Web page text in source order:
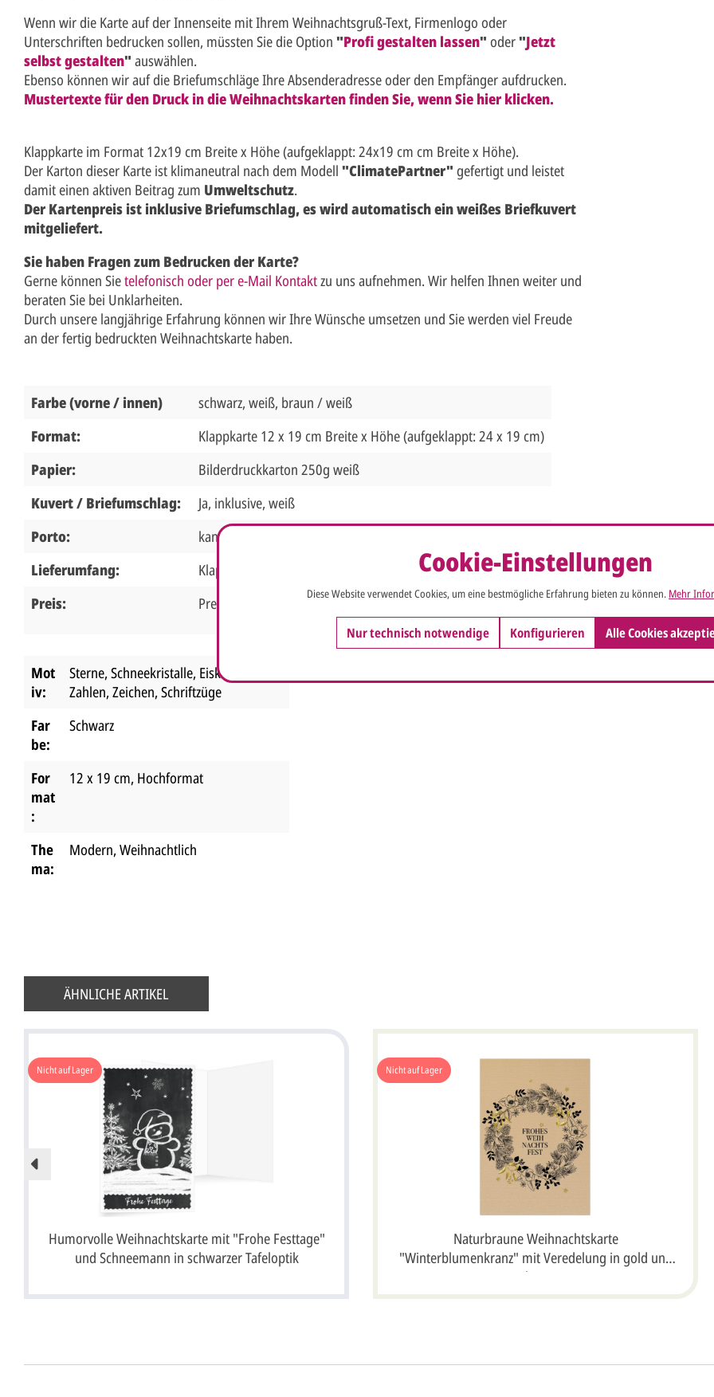
Wenn wir die Karte auf der Innenseite mit Ihrem Weihnachtsgruß-Text, Firmenlogo oder
Unterschriften bedrucken sollen, müssten Sie die Option "Profi gestalten lassen" oder"Jetzt
selbst gestalten" auswählen.
Ebenso können wir auf die Briefumschläge Ihre Absenderadresse oder den Empfänger aufdrucken.
Mustertexte für den Druck in die Weihnachtskarten finden Sie, wenn Sie hier klicken.
Klappkarte im Format 12x19 cm Breite x Höhe (aufgeklappt: 24x19 cm cm Breite x Höhe).
Der Karton dieser Karte ist klimaneutral nach dem Modell "ClimatePartner" gefertigt und leistet
damit einen aktiven Beitrag zum Umweltschutz.
Der Kartenpreis ist inklusive Briefumschlag, es wird automatisch ein weißes Briefkuvert
mitgeliefert.
Sie haben Fragen zum Bedrucken der Karte?
Gerne können Sietelefonisch oder per e-Mail Kontaktzu uns aufnehmen. Wir helfen Ihnen weiter und
beraten Sie bei Unklarheiten.
Durch unsere langjährige Erfahrung können wir Ihre Wünsche umsetzen und Sie werden viel Freude
an der fertig bedruckten Weihnachtskarte haben.
Farbe (vorne / innen)
schwarz, weiß, braun / weiß
Format:
Klappkarte 12 x 19 cm Breite x Höhe (aufgeklappt: 24 x 19 cm)
Papier:
Bilderdruckkarton 250g weiß
Kuvert / Briefumschlag:
Ja, inklusive, weiß
Porto:
kann als Standardbrief versendet werden,
Lieferumfang:
Klappkarte, Briefumschlag
Preis:
Preis inkl. MwSt., zzgl. Versandkosten
Mot
iv:
Sterne, Schneekristalle, Eiskristalle
Zahlen, Zeichen, Schriftzüge
Far
be:
Schwarz
For
mat
:
12 x 19 cm, Hochformat
The
ma:
Modern, Weihnachtlich
ÄHNLICHE ARTIKEL
Nicht auf Lager
Humorvolle Weihnachtskarte mit "Frohe Festtage"
und Schneemann in schwarzer Tafeloptik
Nicht auf Lager
Naturbraune Weihnachtskarte
"Winterblumenkranz" mit Veredelung in gold und
schwarz
Cookie-Einstellungen
Diese Website verwendet Cookies, um eine bestmögliche Erfahrung bieten zu können. Mehr
Nur technisch notwendige Konfigurieren Alle Cookies